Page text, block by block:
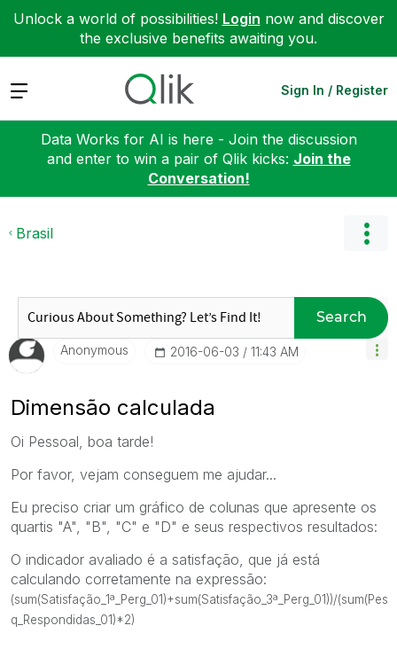
Unlock a world of possibilities! Login now and discover
the exclusive benefits awaiting you.
Expand Sign In / Register
Data Works for AI is here - Join the discussion
and enter to win a pair of Qlik kicks: Join the
Conversation!
Brasil
Search
Anonymous ‎2016-06-03 11:43 AM
Dimensão calculada
Oi Pessoal, boa tarde!
Por favor, vejam conseguem me ajudar...
Eu preciso criar um gráfico de colunas que apresente os
quartis "A", "B", "C" e "D" e seus respectivos resultados:
O indicador avaliado é a satisfação, que já está
calculando corretamente na expressão:
(sum(Satisfação_1ª_Perg_01)+sum(Satisfação_3ª_Perg_01))/(sum(Pes
q_Respondidas_01)*2)